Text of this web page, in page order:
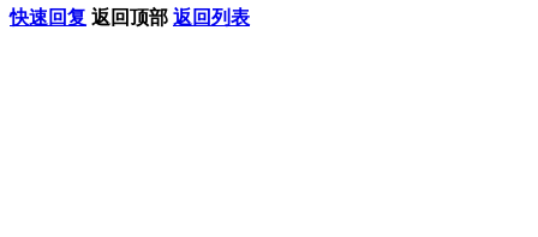
快速回复 返回顶部 返回列表